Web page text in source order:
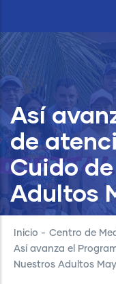
Así
de
Cuido
Adultos
Inicio - Centro de
Así avanza el
Nuestros Adultos